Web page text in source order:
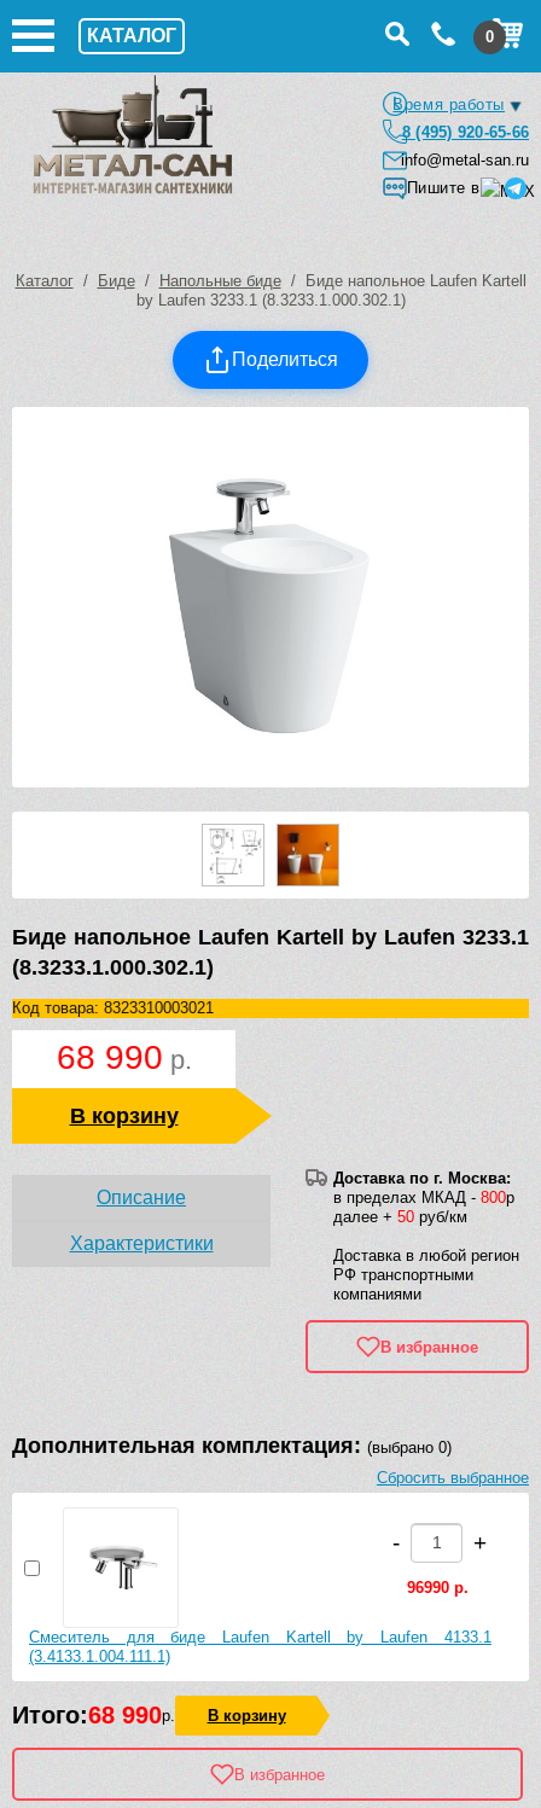
КАТАЛОГ 0
Время работы
8 (495) 920-65-66
info@metal-san.ru
Пишите в
Каталог/ Биде/ Напольные биде/ Биде напольное Laufen Kartell
by Laufen 3233.1 (8.3233.1.000.302.1)
Поделиться
Биде напольное Laufen Kartell by Laufen 3233.1
(8.3233.1.000.302.1)
Код товара: 8323310003021
68 990 р.
В корзину
Доставка по г. Москва:
в пределах МКАД - 800р
далее + 50 руб/км
Доставка в любой регион
РФ транспортными
компаниями
В избранное
Описание
Характеристики
Дополнительная комплектация: (выбрано 0)
Сбросить выбранное
Смеситель для биде Laufen Kartell by Laufen 4133.1
(3.4133.1.004.111.1)
- +
96990 р.
Итого:68 990р. В корзину
В избранное